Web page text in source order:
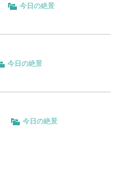
今日の絶景
今日の絶景
今日の絶景